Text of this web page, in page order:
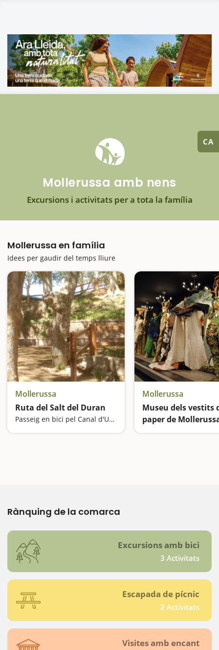
CA
Mollerussa amb nens
Excursions i activitats per a tota la família
Mollerussa en família
Idees per gaudir del temps lliure
Mollerussa
Ruta del Salt del Duran
Passeig en bici pel Canal d'Urgell
Mollerussa
Museu dels vestits
paper de
Rànquing de la comarca
Excursions amb bici
3 Activitats
Escapada de pícnic
2 Activitats
Visites amb encant